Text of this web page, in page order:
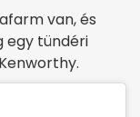
van, és
egy tündéri